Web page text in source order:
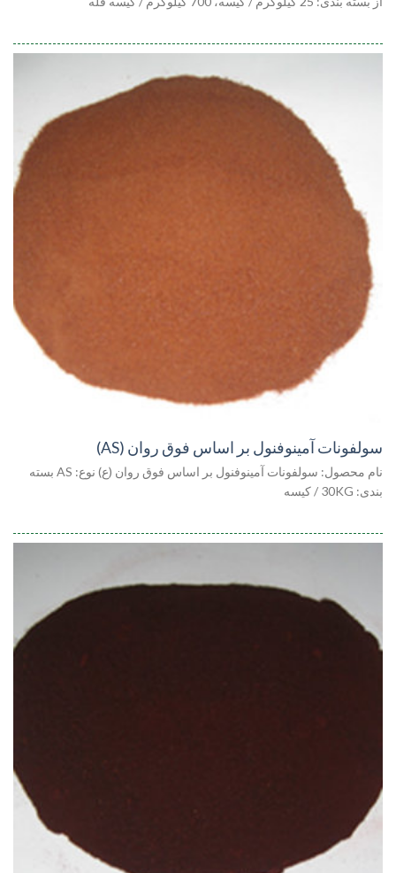
سولفونات آمینوفنول بر اساس فوق روان (AS)
نام محصول: سولفونات آمینوفنول بر اساس فوق روان (ع) نوع: AS بسته
بندی: 30KG / کیسه